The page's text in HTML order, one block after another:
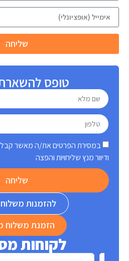
שליחה
טופס
במסירת הפרטים את/ה מאשר קבלת
ודיוור מנץ שליחויות והפצה
שליחה
להזמנות משלוח
הזמנת משלוח
לקוחות